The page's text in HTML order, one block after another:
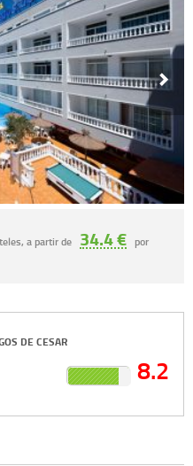
a partir de 34.4 € por
DE CESAR
8.2